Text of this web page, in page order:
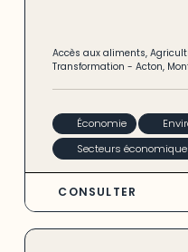
Accès aux aliments,
Transformation -Acton,
Économie
Secteurs
CONSULTER